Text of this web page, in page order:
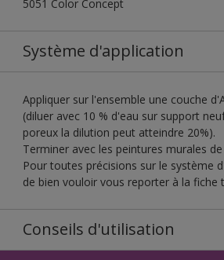
5051 Color Concept
Système d'application
Appliquer sur l'ensemble une couche
(diluer avec 10 % d'eau sur support
poreux la dilution peut atteindre 20%).
Terminer avec les peintures murales
Pour toutes précisions sur le système
de bien vouloir vous reporter à la fiche
Conseils d'utilisation